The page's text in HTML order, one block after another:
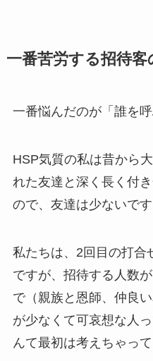
一番苦労する招待客
一番悩んだのが「誰を呼
HSP気質の私は昔から
れた友達と深く長く付
ので、友達は少ないです
私たちは、2回目の打合
ですが、招待する人数
で（親族と恩師、仲良
が少なくて可哀想な人
んて最初は考えちゃっ